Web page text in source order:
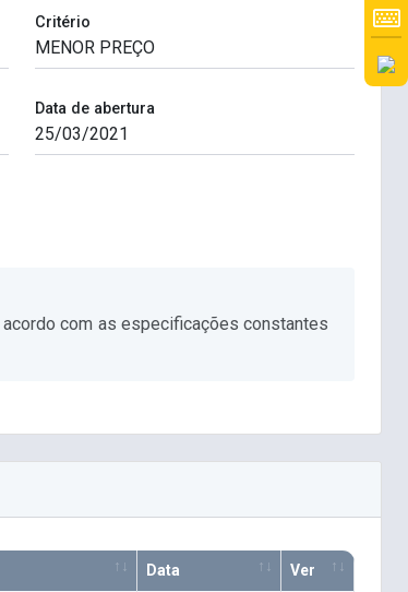
Critério
Data de abertura
com as especificações constantes
Data Ver